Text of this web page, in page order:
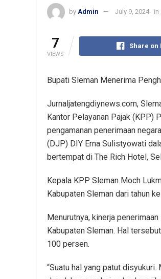
by Admin July 9, 2024 in
7
VIEWS
Share on
Bupati Sleman Menerima
Jurnaljatengdiynews.com,
Kantor Pelayanan Pajak (KPP)
pengamanan penerimaan
(DJP) DIY Erna Sulistyowati
bertempat di The Rich Hotel,
Kepala KPP Sleman Moch
Kabupaten Sleman dari tahun
Menurutnya, kinerja
Kabupaten Sleman. Hal
100 persen.
“Suatu hal yang patut